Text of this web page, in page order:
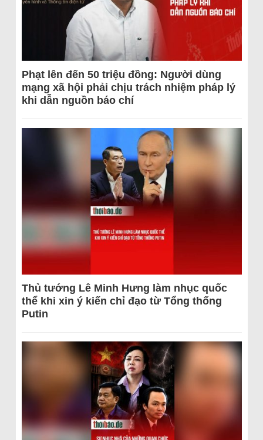
Phạt lên đến 50 triệu đồng: Người dùng
mạng xã hội phải chịu trách nhiệm pháp lý
khi dẫn nguồn báo chí
Thủ tướng Lê Minh Hưng làm nhục quốc
thể khi xin ý kiến chỉ đạo từ Tổng thống
Putin